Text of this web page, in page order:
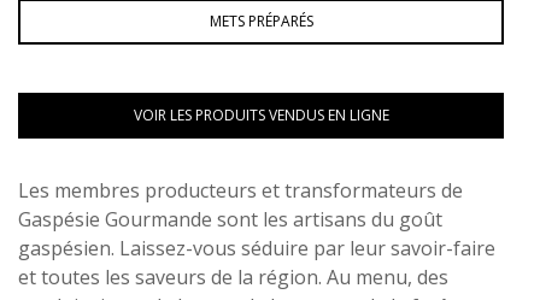
METS PRÉPARÉS
VOIR LES PRODUITS VENDUS EN LIGNE
Les membres producteurs et transformateurs de
Gaspésie Gourmande sont les artisans du goût
gaspésien. Laissez-vous séduire par leur savoir-faire
et toutes les saveurs de la région. Au menu, des